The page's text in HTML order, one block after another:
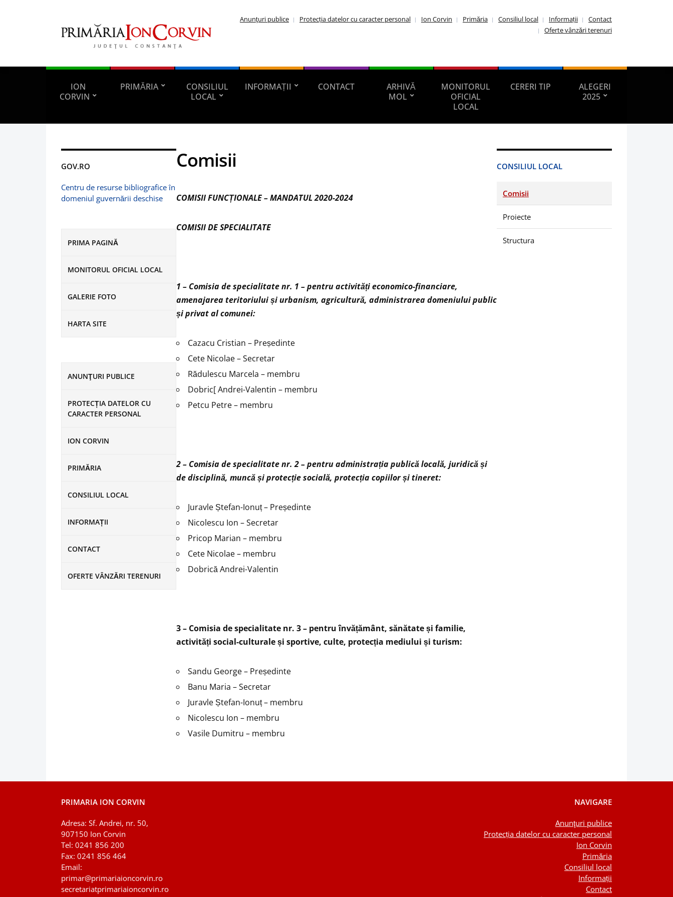
Anunţuri publice Protecția datelor cu caracter personal Ion Corvin Primăria Consiliul local Informații
Contact
Oferte vânzări terenuri
ION
CORVIN
PRIMĂRIA
CONSILIUL
LOCAL
INFORMAȚII CONTACT
ARHIVĂ
MOL
MONITORUL
OFICIAL
LOCAL
CERERI TIP
ALEGERI
2025
GOV.RO
Centru de resurse bibliografice în
domeniul guvernării deschise
PRIMA PAGINĂ
MONITORUL OFICIAL LOCAL
GALERIE FOTO
HARTA SITE
ANUNŢURI PUBLICE
PROTECȚIA DATELOR CU
CARACTER PERSONAL
ION CORVIN
PRIMĂRIA
CONSILIUL LOCAL
INFORMAȚII
CONTACT
OFERTE VÂNZĂRI TERENURI
Comisii
COMISII FUNCȚIONALE – MANDATUL 2020-2024
COMISII DE SPECIALITATE
1 – Comisia de specialitate nr. 1 – pentru activități economico-financiare,
amenajarea teritoriului și urbanism, agricultură, administrarea domeniului public
și privat al comunei:
Cazacu Cristian – Președinte
Cete Nicolae – Secretar
Rădulescu Marcela – membru
Dobric[ Andrei-Valentin – membru
Petcu Petre – membru
2 – Comisia de specialitate nr. 2 – pentru administrația publică locală, juridică și
de disciplină, muncă și protecție socială, protecția copiilor și tineret:
Juravle Ștefan-Ionuț – Președinte
Nicolescu Ion – Secretar
Pricop Marian – membru
Cete Nicolae – membru
Dobrică Andrei-Valentin
3 – Comisia de specialitate nr. 3 – pentru învățământ, sănătate și familie,
activități social-culturale și sportive, culte, protecția mediului și turism:
Sandu George – Președinte
Banu Maria – Secretar
Juravle Ștefan-Ionuț – membru
Nicolescu Ion – membru
Vasile Dumitru – membru
CONSILIUL LOCAL
Comisii
Proiecte
Structura
PRIMARIA ION CORVIN
Adresa: Sf. Andrei, nr. 50,
907150 Ion Corvin
Tel: 0241 856 200
Fax: 0241 856 464
Email:
primar@primariaioncorvin.ro
secretariatprimariaioncorvin.ro
NAVIGARE
Anunţuri publice
Protecția datelor cu caracter personal
Ion Corvin
Primăria
Consiliul local
Informații
Contact